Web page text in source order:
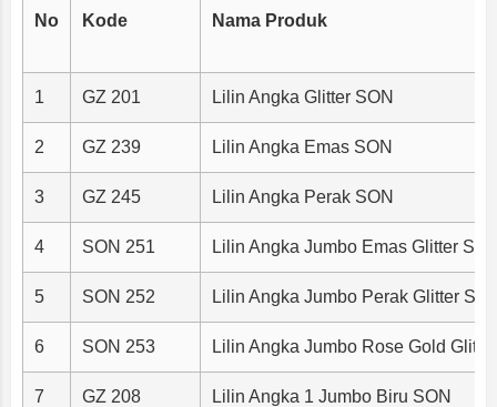
No Kode Nama Produk
1 GZ 201 Lilin Angka Glitter SON
2 GZ 239 Lilin Angka Emas SON
3 GZ 245 Lilin Angka Perak SON
4 SON 251 Lilin Angka Jumbo Emas Glitter
5 SON 252 Lilin Angka Jumbo Perak Glitter
6 SON 253 Lilin Angka Jumbo Rose Gold
7 GZ 208 Lilin Angka 1 Jumbo Biru SON